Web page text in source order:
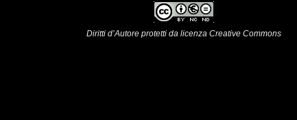
Diritti d’Autore protetti da licenza Creative Commons